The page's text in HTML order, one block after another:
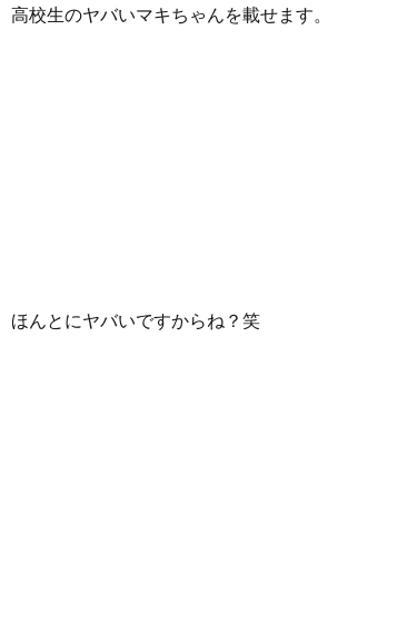
高校生のヤバいマキちゃんを載せます。
ほんとにヤバいですからね？笑